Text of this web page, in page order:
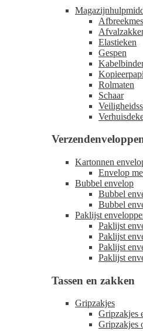
Elastieken
Gespen
Rolmaten
Schaar
Kartonnen
Envelop
Bubbel envelop
Bubbel
Bubbel
Paklijst
Paklijst
Paklijst
Paklijst
Paklijst
Tassen en zakken
Gripzakjes
Gripzakjes
Gripzakjes